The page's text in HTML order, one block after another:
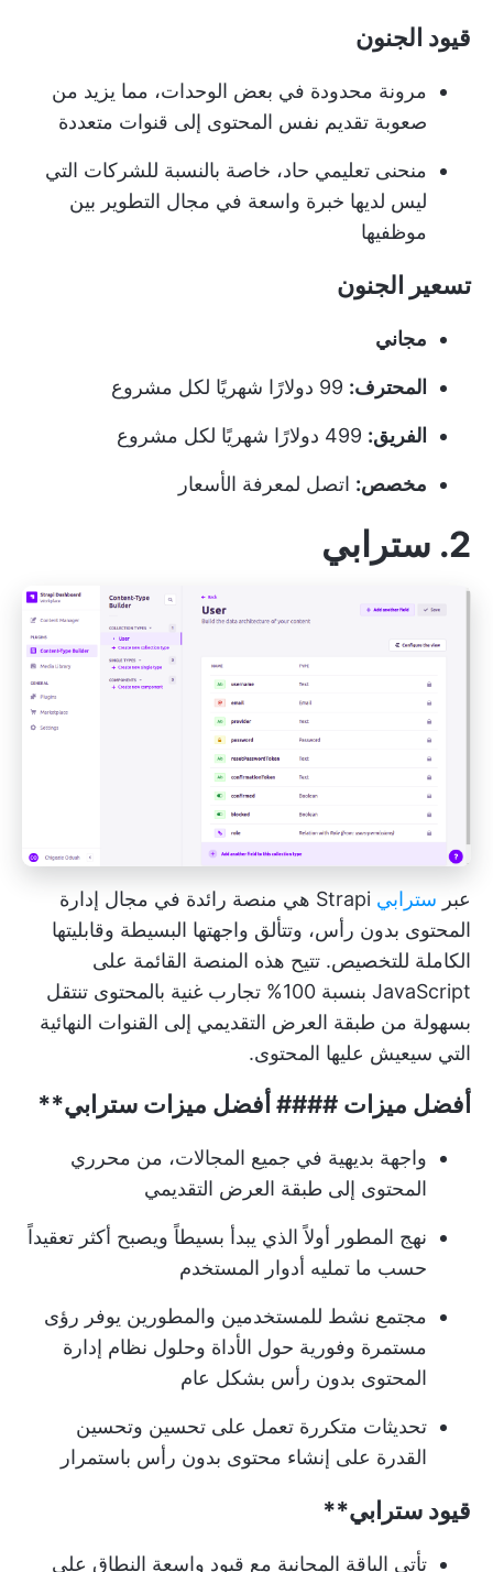
قيود الجنون
مرونة محدودة في بعض الوحدات، مما يزيد من
صعوبة تقديم نفس المحتوى إلى قنوات متعددة
منحنى تعليمي حاد، خاصة بالنسبة للشركات التي
ليس لديها خبرة واسعة في مجال التطوير بين
موظفيها
تسعير الجنون
مجاني
المحترف:
الفريق:
مخصص: اتصل لمعرفة الأسعار
2. سترابي
عبر سترابي
Strapi هي منصة رائدة في مجال إدارة
المحتوى بدون رأس، وتتألق واجهتها البسيطة وقابليتها
الكاملة للتخصيص. تتيح هذه المنصة القائمة على
JavaScript بنسبة 100% تجارب غنية بالمحتوى تنتقل
بسهولة من طبقة العرض التقديمي إلى القنوات النهائية
التي سيعيش عليها المحتوى.
أفضل ميزات #### أفضل ميزات سترابي**
واجهة بديهية في جميع المجالات، من محرري
المحتوى إلى طبقة العرض التقديمي
نهج المطور أولاً الذي يبدأ بسيطاً ويصبح أكثر تعقيداً
حسب ما تمليه أدوار المستخدم
مجتمع نشط للمستخدمين والمطورين يوفر رؤى
مستمرة وفورية حول الأداة وحلول نظام إدارة
المحتوى بدون رأس بشكل عام
تحديثات متكررة تعمل على تحسين وتحسين
القدرة على إنشاء محتوى بدون رأس باستمرار
قيود سترابي**
تأتي الباقة المجانية مع قيود واسعة النطاق على